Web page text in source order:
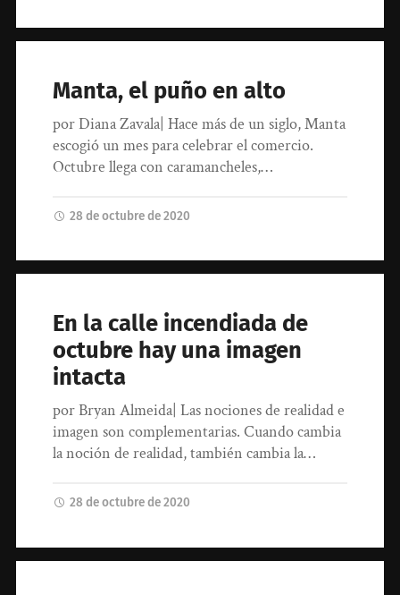
Manta, el puño en alto
por Diana Zavala| Hace más de un siglo, Manta
escogió un mes para celebrar el comercio.
Octubre llega con caramancheles,…
28 de octubre de 2020
En la calle incendiada de
octubre hay una imagen
intacta
por Bryan Almeida| Las nociones de realidad e
imagen son complementarias. Cuando cambia
la noción de realidad, también cambia la…
28 de octubre de 2020